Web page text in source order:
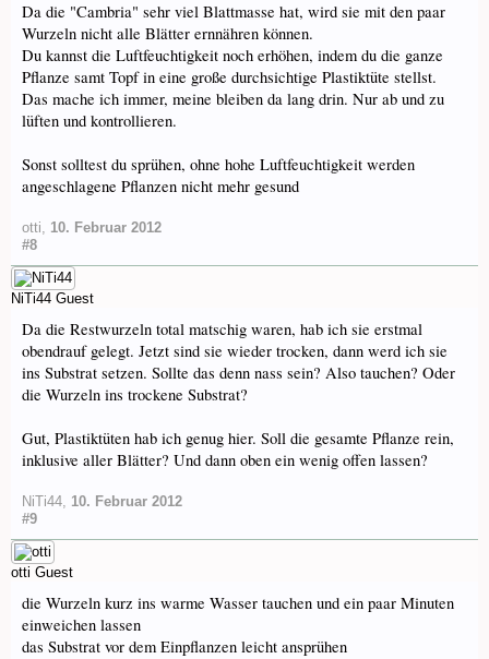
Da die "Cambria" sehr viel Blattmasse hat, wird sie mit den paar
Wurzeln nicht alle Blätter ernnähren können.
Du kannst die Luftfeuchtigkeit noch erhöhen, indem du die ganze
Pflanze samt Topf in eine große durchsichtige Plastiktüte stellst.
Das mache ich immer, meine bleiben da lang drin. Nur ab und zu
lüften und kontrollieren.
Sonst solltest du sprühen, ohne hohe Luftfeuchtigkeit werden
angeschlagene Pflanzen nicht mehr gesund
otti, 10. Februar 2012
#8
NiTi44 Guest
Da die Restwurzeln total matschig waren, hab ich sie erstmal
obendrauf gelegt. Jetzt sind sie wieder trocken, dann werd ich sie
ins Substrat setzen. Sollte das denn nass sein? Also tauchen? Oder
die Wurzeln ins trockene Substrat?
Gut, Plastiktüten hab ich genug hier. Soll die gesamte Pflanze rein,
inklusive aller Blätter? Und dann oben ein wenig offen lassen?
NiTi44, 10. Februar 2012
#9
otti Guest
die Wurzeln kurz ins warme Wasser tauchen und ein paar Minuten
einweichen lassen
das Substrat vor dem Einpflanzen leicht ansprühen